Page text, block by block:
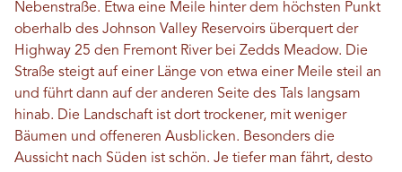
Nebenstraße. Etwa eine Meile hinter dem höchsten Punkt
oberhalb des Johnson Valley Reservoirs überquert der
Highway 25 den Fremont River bei Zedds Meadow. Die
Straße steigt auf einer Länge von etwa einer Meile steil an
und führt dann auf der anderen Seite des Tals langsam
hinab. Die Landschaft ist dort trockener, mit weniger
Bäumen und offeneren Ausblicken. Besonders die
Aussicht nach Süden ist schön. Je tiefer man fährt, desto